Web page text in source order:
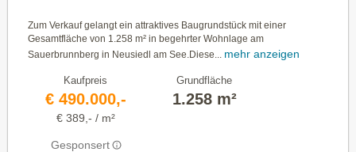
Zum Verkauf gelangt ein attraktives Baugrundstück mit einer
Gesamtfläche von 1.258 m² in begehrter Wohnlage am
Sauerbrunnberg in Neusiedl am See.Diese... mehr anzeigen
Kaufpreis
€ 490.000,-
€ 389,- / m²
Gesponsert
Grundfläche
1.258 m²